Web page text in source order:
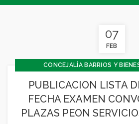
07
FEB
CONCEJALÍA BARRIOS Y
CONCEJALÍA JUVENTUD INFANCIA
GENERAL ,JUVENTUD -
PUBLICACION LISTA
FECHA EXAMEN
PLAZAS PEON